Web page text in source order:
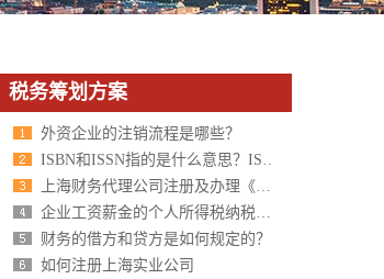
税务筹划方案
外资企业的注销流程是哪些？
ISBN和ISSN指的是什么意思？ISBN和ISSN有什么区别？
上海财务代理公司注册及办理《代理记账许可证书》需要资料
企业工资薪金的个人所得税纳税筹划
财务的借方和贷方是如何规定的？
如何注册上海实业公司